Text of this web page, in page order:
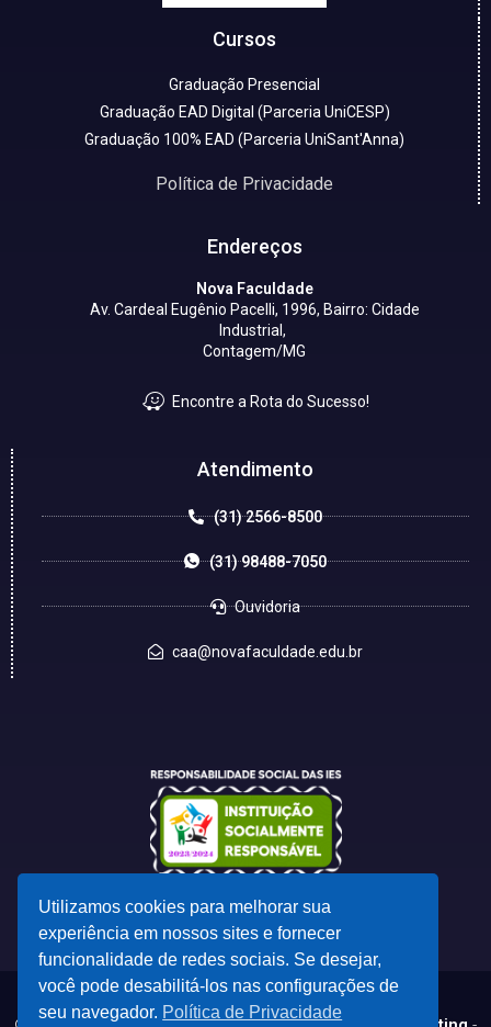
Cursos
Graduação Presencial
Graduação EAD Digital (Parceria UniCESP)
Graduação 100% EAD (Parceria UniSant'Anna)
Política de Privacidade
Endereços
Nova Faculdade
Av. Cardeal Eugênio Pacelli, 1996, Bairro: Cidade
Industrial,
Contagem/MG
Encontre a Rota do Sucesso!
Atendimento
(31) 2566-8500
(31) 98488-7050
Ouvidoria
caa@novafaculdade.edu.br
Utilizamos cookies para melhorar sua
experiência em nossos sites e fornecer
funcionalidade de redes sociais. Se desejar,
você pode desabilitá-los nas configurações de
seu navegador. Política de Privacidade